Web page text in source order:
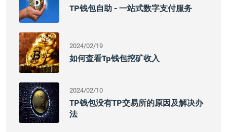
TP钱包自助 - 一站式数字支付服务
2024/02/19
如何查看tp钱包挖矿收入
2024/02/10
TP钱包没有TP交易所的原因及解决办
法